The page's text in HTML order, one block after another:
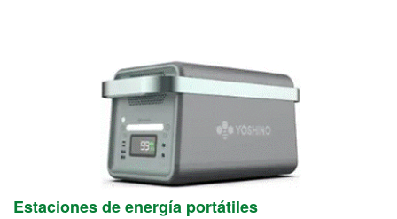
Estaciones de energía portátiles